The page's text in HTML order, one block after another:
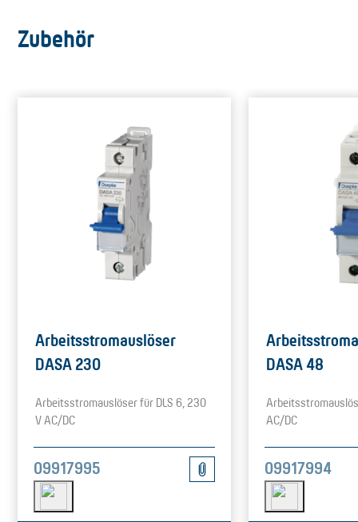
Zubehör
Arbeitsstromauslöser
DASA 230
Arbeitsstromauslöser für DLS 6, 230
V AC/DC
09917995
DASA 48
AC/DC
09917994